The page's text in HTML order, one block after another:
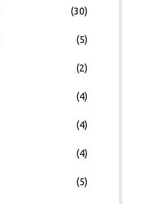
(30)
(5)
(2)
(4)
(4)
(4)
(5)